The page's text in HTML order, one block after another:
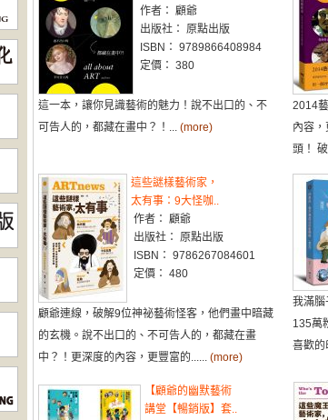
作者： 顧爺
出版社： 原點出版
ISBN： 9789866408984
定價： 380
這一本，讓你見識藝術的魅力！說不出口的、不
可告人的，都藏在畫中？！... (more)
2014
內容
頭！
這些謎樣藝術家，
太有事：9大怪咖..
作者： 顧爺
出版社： 原點出版
ISBN： 9786267084601
定價： 480
顧爺連線，破解9位神祕藝術怪客，他們畫中暗藏
的玄機。說不出口的、不可告人的，都藏在畫
中？！更深度的內容，更豐富的...... (more)
我滿
135萬
喜歡的
【顧爺的幽默藝術
講堂【暢銷版】套..